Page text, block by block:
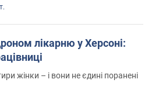
лікарню у Херсоні:
жінки – і вони не єдині поранені